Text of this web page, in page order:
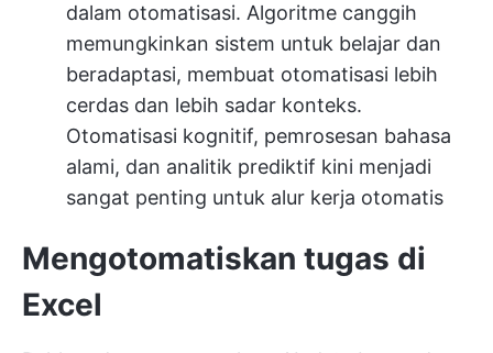
dalam otomatisasi. Algoritme canggih
memungkinkan sistem untuk belajar dan
beradaptasi, membuat otomatisasi lebih
cerdas dan lebih sadar konteks.
Otomatisasi kognitif, pemrosesan bahasa
alami, dan analitik prediktif kini menjadi
sangat penting untuk alur kerja otomatis
Mengotomatiskan tugas di
Excel